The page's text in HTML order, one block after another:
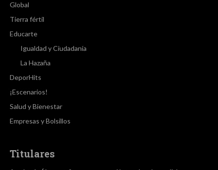
Global
Tierra fértil
Educarte
Igualdad y Ciudadanía
La Hazaña
DeporHits
¡Escenarios!
Salud y Bienestar
Empresas y Bolsillos
Titulares